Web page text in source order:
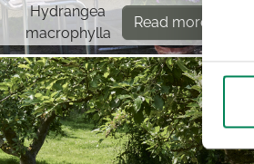
Hydrangea
macrophylla
Read more